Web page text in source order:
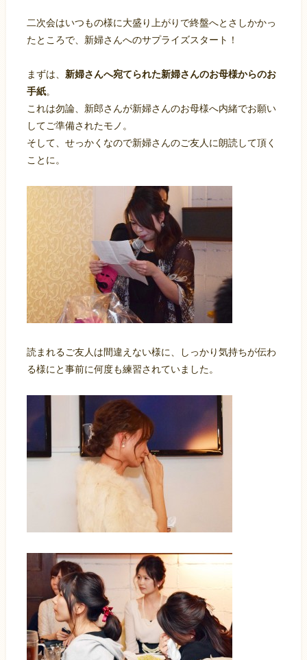
二次会はいつもの様に大盛り上がりで終盤へとさしかかっ
たところで、新婦さんへのサプライズスタート！
まずは、 新婦さんへ宛てられた新婦さんのお母様からのお
手紙。
これは勿論、新郎さんが新婦さんのお母様へ内緒でお願い
してご準備されたモノ。
そして、せっかくなので新婦さんのご友人に朗読して頂く
ことに。
読まれるご友人は間違えない様に、しっかり気持ちが伝わ
る様にと事前に何度も練習されていました。